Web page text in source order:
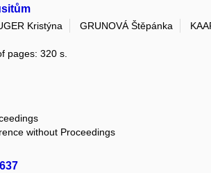
Kristýna GRUNOVÁ Štěpánka
pages: 320 s.
without Proceedings